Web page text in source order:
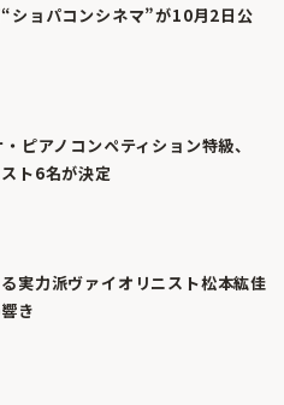
ショパコンシネマ”が10月2日公
ピアノコンペティション特級、
ト6名が決定
実力派ヴァイオリニスト松本紘佳
き